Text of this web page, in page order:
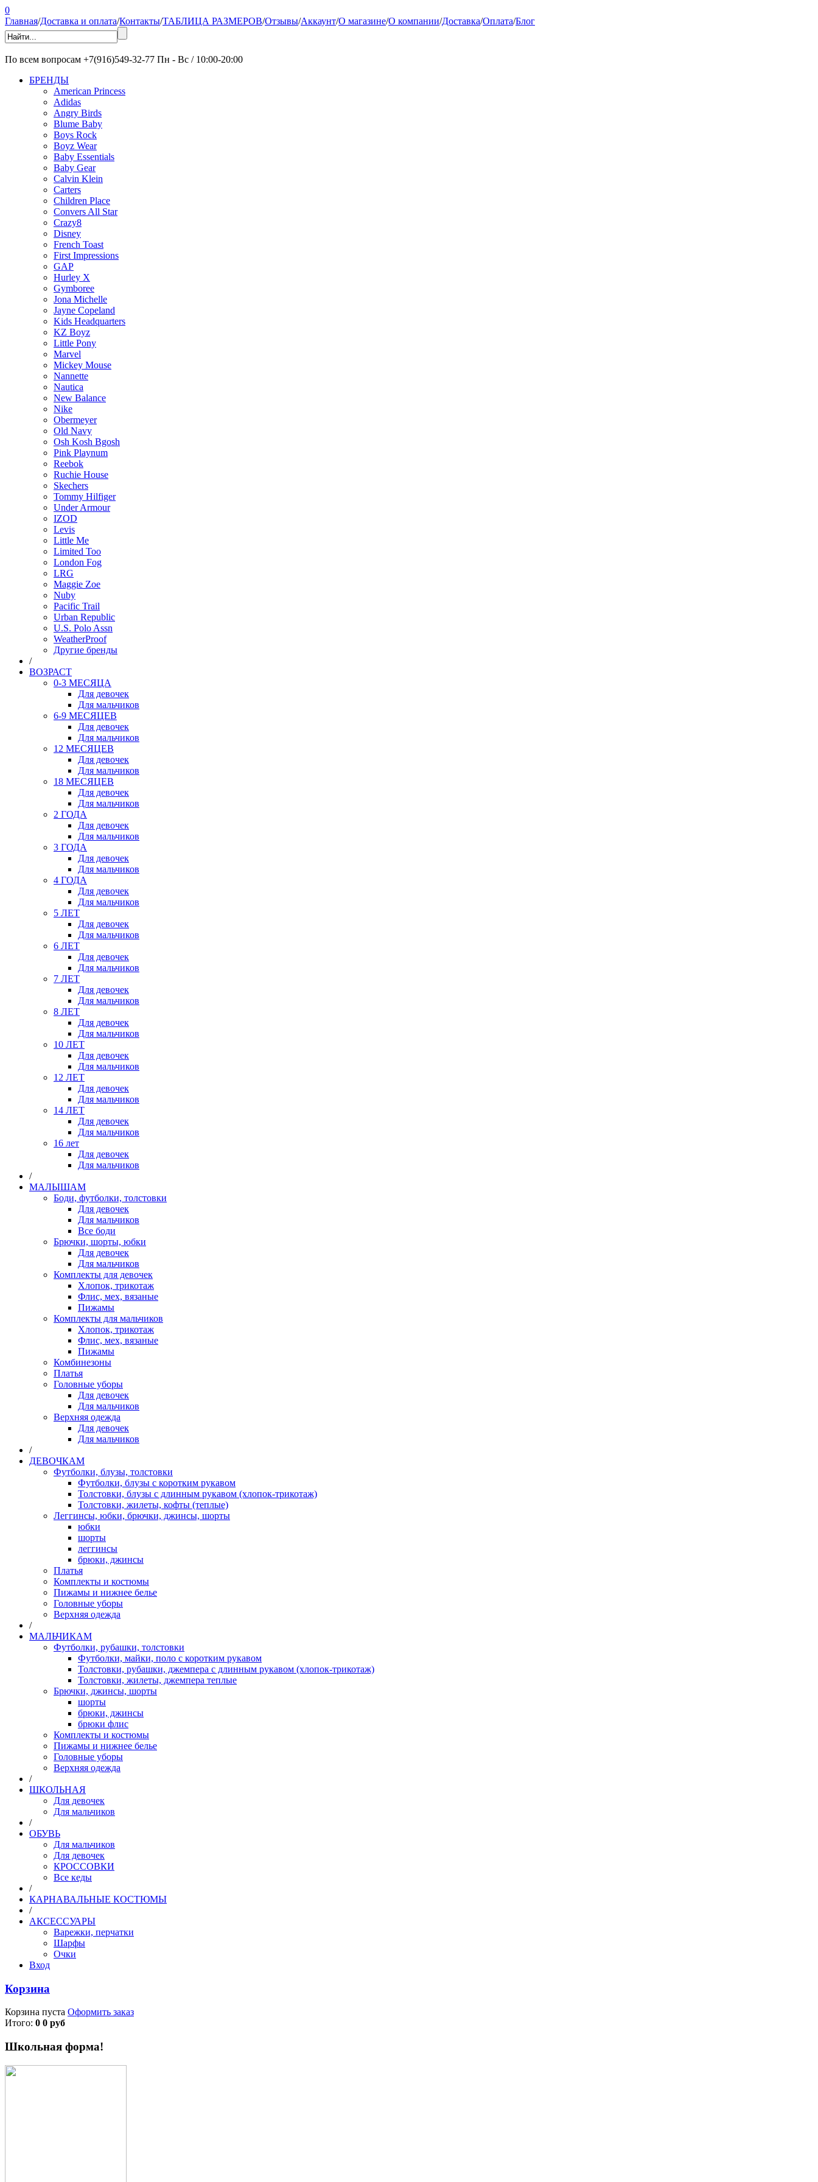
0
Главная/Доставка и оплата/Контакты/ТАБЛИЦА РАЗМЕРОВ/Отзывы/Аккаунт/О магазине/О компании/Доставка/Оплата/Блог
По всем вопросам +7(916)549-32-77 Пн - Вс / 10:00-20:00
БРЕНДЫ
American Princess
Adidas
Angry Birds
Blume Baby
Boys Rock
Boyz Wear
Baby Essentials
Baby Gear
Calvin Klein
Carters
Children Place
Convers All Star
Crazy8
Disney
French Toast
First Impressions
GAP
Hurley X
Gymboree
Jona Michelle
Jayne Copeland
Kids Headquarters
KZ Boyz
Little Pony
Marvel
Mickey Mouse
Nannette
Nautica
New Balance
Nike
Obermeyer
Old Navy
Osh Kosh Bgosh
Pink Playnum
Reebok
Ruchie House
Skechers
Tommy Hilfiger
Under Armour
IZOD
Levis
Little Me
Limited Too
London Fog
LRG
Maggie Zoe
Nuby
Pacific Trail
Urban Republic
U.S. Polo Assn
WeatherProof
Другие бренды
/
ВОЗРАСТ
0-3 МЕСЯЦА
Для девочек
Для мальчиков
6-9 МЕСЯЦЕВ
Для девочек
Для мальчиков
12 МЕСЯЦЕВ
Для девочек
Для мальчиков
18 МЕСЯЦЕВ
Для девочек
Для мальчиков
2 ГОДА
Для девочек
Для мальчиков
3 ГОДА
Для девочек
Для мальчиков
4 ГОДА
Для девочек
Для мальчиков
5 ЛЕТ
Для девочек
Для мальчиков
6 ЛЕТ
Для девочек
Для мальчиков
7 ЛЕТ
Для девочек
Для мальчиков
8 ЛЕТ
Для девочек
Для мальчиков
10 ЛЕТ
Для девочек
Для мальчиков
12 ЛЕТ
Для девочек
Для мальчиков
14 ЛЕТ
Для девочек
Для мальчиков
16 лет
Для девочек
Для мальчиков
/
МАЛЫШАМ
Боди, футболки, толстовки
Для девочек
Для мальчиков
Все боди
Брючки, шорты, юбки
Для девочек
Для мальчиков
Комплекты для девочек
Хлопок, трикотаж
Флис, мех, вязаные
Пижамы
Комплекты для мальчиков
Хлопок, трикотаж
Флис, мех, вязаные
Пижамы
Комбинезоны
Платья
Головные уборы
Для девочек
Для мальчиков
Верхняя одежда
Для девочек
Для мальчиков
/
ДЕВОЧКАМ
Футболки, блузы, толстовки
Футболки, блузы с коротким рукавом
Толстовки, блузы с длинным рукавом (хлопок-трикотаж)
Толстовки, жилеты, кофты (теплые)
Леггинсы, юбки, брючки, джинсы, шорты
юбки
шорты
леггинсы
брюки, джинсы
Платья
Комплекты и костюмы
Пижамы и нижнее белье
Головные уборы
Верхняя одежда
/
МАЛЬЧИКАМ
Футболки, рубашки, толстовки
Футболки, майки, поло с коротким рукавом
Толстовки, рубашки, джемпера с длинным рукавом (хлопок-трикотаж)
Толстовки, жилеты, джемпера теплые
Брючки, джинсы, шорты
шорты
брюки, джинсы
брюки флис
Комплекты и костюмы
Пижамы и нижнее белье
Головные уборы
Верхняя одежда
/
ШКОЛЬНАЯ
Для девочек
Для мальчиков
/
ОБУВЬ
Для мальчиков
Для девочек
КРОССОВКИ
Все кеды
/
КАРНАВАЛЬНЫЕ КОСТЮМЫ
/
АКСЕССУАРЫ
Варежки, перчатки
Шарфы
Очки
Вход
Корзина
Корзина пуста Оформить заказ
Итого: 0 0 руб
Школьная форма!